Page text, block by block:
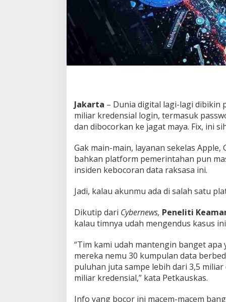
s
s
w
o
B
,
B
e
i
n
i
C
r
e
n
d
n
g
n
Jakarta – Dunia digital lagi-lagi dibikin
miliar kredensial login, termasuk
dan dibocorkan ke jagat maya. Fix, ini
Gak main-main, layanan sekelas
bahkan platform pemerintahan pun
insiden kebocoran data raksasa ini.
Jadi, kalau akunmu ada di salah satu
Dikutip dari Cybernews, Peneliti
kalau timnya udah mengendus kasus
“Tim kami udah mantengin banget
mereka nemu 30 kumpulan data
puluhan juta sampe lebih dari 3,5
miliar kredensial,” kata Petkauskas.
Info yang bocor ini macem-macem